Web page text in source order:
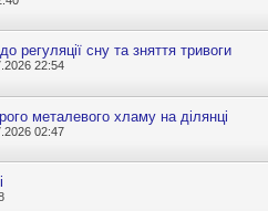
регуляції сну та зняття тривоги
22:54
металевого хламу на ділянці
02:47